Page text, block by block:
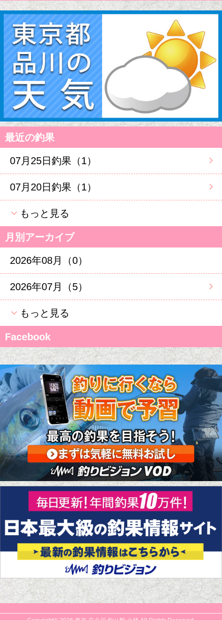
最近の釣果
07月25日釣果（1）
07月20日釣果（1）
もっと見る
月別アーカイブ
2026年08月（0）
2026年07月（5）
もっと見る
Facebook